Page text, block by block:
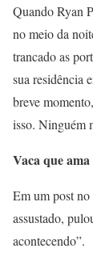
Quando Ryan
no meio da
trancado as
sua residência
breve
isso. Ninguém
Vaca que
Em um post
assustado,
acontecendo”.